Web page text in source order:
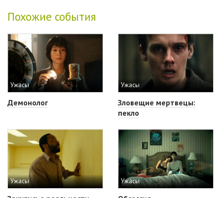
Похожие события
Ужасы
Демонолог
Ужасы
Зловещие мертвецы:
пекло
Ужасы Ужасы